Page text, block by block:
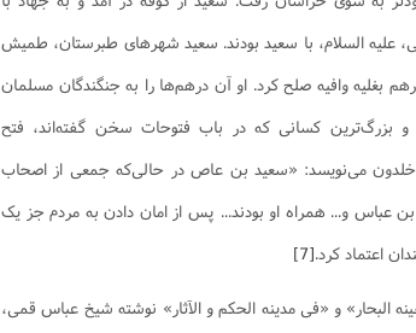
السلام، با سعید بودند. سعید شهرهاى طبرستان، طمیش
بغلیه‌ وافیه صلح کرد. او آن درهم‌ها را به جنگندگان مسلمان
و بزرگ‌ترین کسانی که در باب فتوحات سخن گفته‌اند، فتح
می‌نویسد: «سعید بن عاص در حالی‌که جمعی از اصحاب
و... همراه او بودند... پس از امان دادن به مردم جز یک
اعتماد کرد.[7]
البحار» و «فی مدینه الحکم و الآثار» نوشته شیخ عباس قمی،